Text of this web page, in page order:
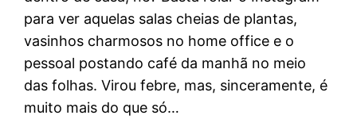
para ver aquelas salas cheias de plantas,
vasinhos charmosos no home office e o
pessoal postando café da manhã no meio
das folhas. Virou febre, mas, sinceramente, é
muito mais do que só…